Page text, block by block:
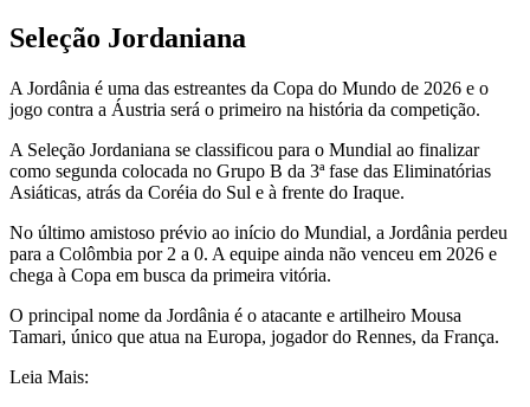
Seleção Jordaniana
A Jordânia é uma das estreantes da Copa do Mundo de 2026 e o
jogo contra a Áustria será o primeiro na história da competição.
A Seleção Jordaniana se classificou para o Mundial ao finalizar
como segunda colocada no Grupo B da 3ª fase das Eliminatórias
Asiáticas, atrás da Coréia do Sul e à frente do Iraque.
No último amistoso prévio ao início do Mundial, a Jordânia perdeu
para a Colômbia por 2 a 0. A equipe ainda não venceu em 2026 e
chega à Copa em busca da primeira vitória.
O principal nome da Jordânia é o atacante e artilheiro Mousa
Tamari, único que atua na Europa, jogador do Rennes, da França.
Leia Mais: